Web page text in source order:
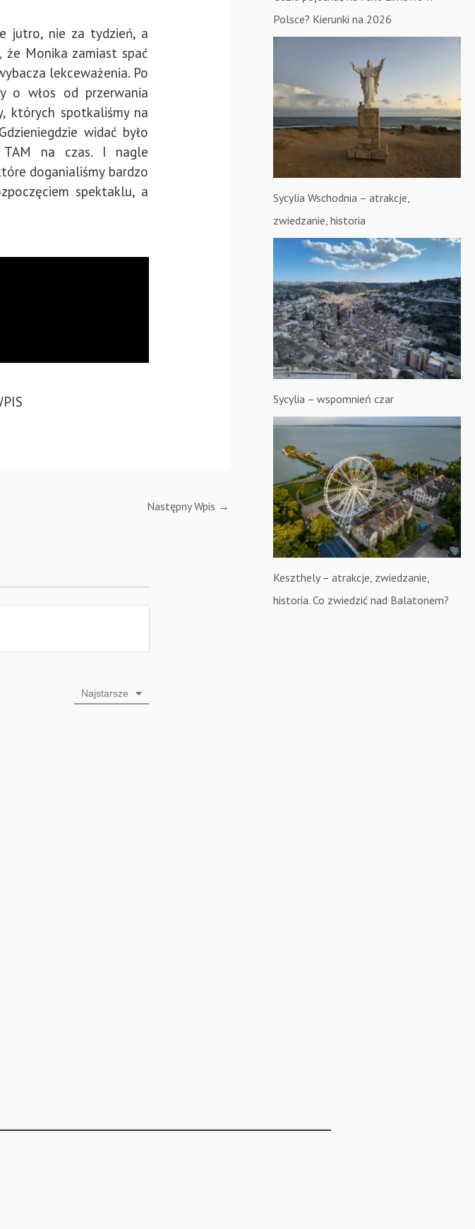
jutro, nie za tydzień, a
Monika zamiast spać
lekceważenia. Po
o włos od przerwania
których spotkaliśmy na
widać było
TAM na czas. I nagle
doganialiśmy bardzo
spektaklu, a
Następny Wpis →
Najstarsze
Polsce? Kierunki na 2026
Sycylia Wschodnia – atrakcje,
zwiedzanie, historia
Sycylia – wspomnień czar
Keszthely – atrakcje, zwiedzanie,
historia. Co zwiedzić nad Balatonem?